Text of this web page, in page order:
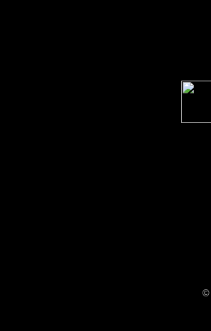
©